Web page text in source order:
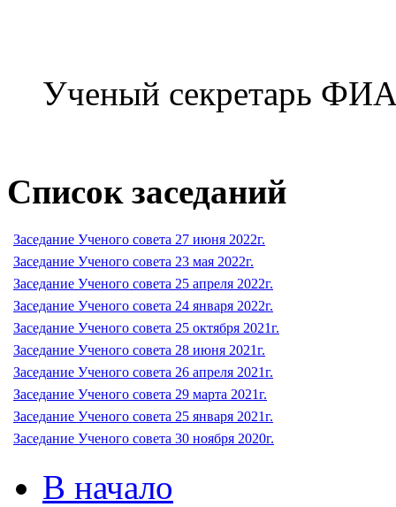
Ученый секретарь
Список заседаний
Заседание Ученого совета 27 июня 2022г.
Заседание Ученого совета 23 мая 2022г.
Заседание Ученого совета 25 апреля 2022г.
Заседание Ученого совета 24 января 2022г.
Заседание Ученого совета 25 октября 2021г.
Заседание Ученого совета 28 июня 2021г.
Заседание Ученого совета 26 апреля 2021г.
Заседание Ученого совета 29 марта 2021г.
Заседание Ученого совета 25 января 2021г.
Заседание Ученого совета 30 ноября 2020г.
В начало